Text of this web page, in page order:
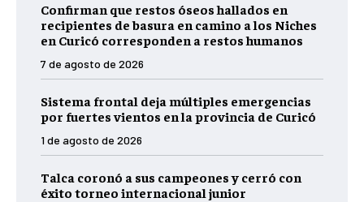
Confirman que restos óseos hallados en
recipientes de basura en camino a los Niches
en Curicó corresponden a restos humanos
7 de agosto de 2026
Sistema frontal deja múltiples emergencias
por fuertes vientos en la provincia de Curicó
1 de agosto de 2026
Talca coronó a sus campeones y cerró con
éxito torneo internacional junior